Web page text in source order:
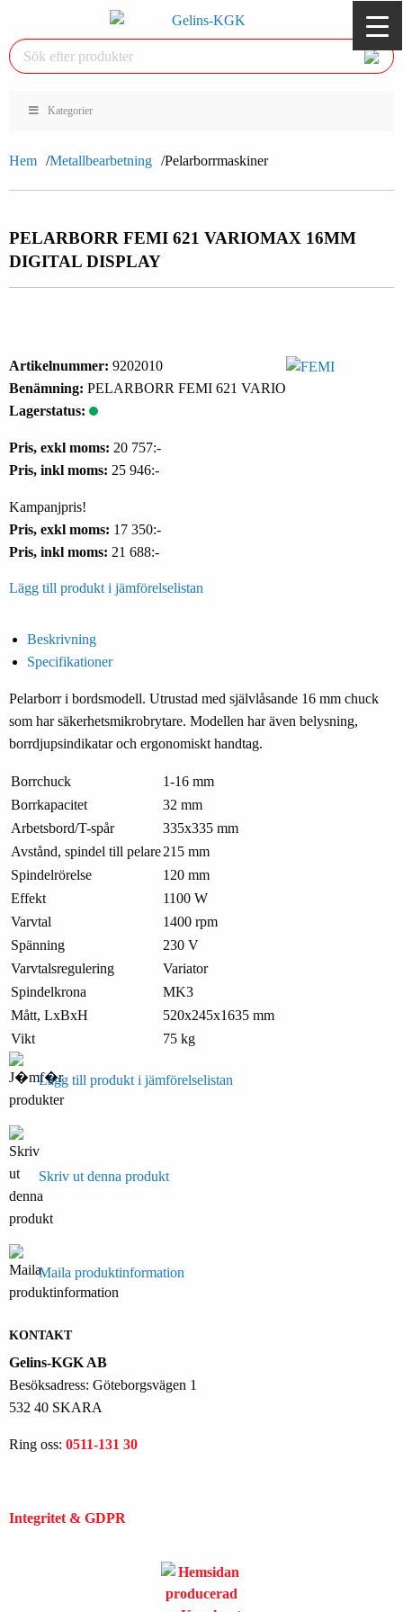
Kategorier
Hem Metallbearbetning Pelarborrmaskiner
PELARBORR FEMI 621 VARIOMAX 16MM
DIGITAL DISPLAY
Artikelnummer: 9202010
Benämning: PELARBORR FEMI 621 VARIO
Lagerstatus:
Pris, exkl moms: 20 757:-
Pris, inkl moms: 25 946:-
Kampanjpris!
Pris, exkl moms: 17 350:-
Pris, inkl moms: 21 688:-
Lägg till produkt i jämförelselistan
Beskrivning
Specifikationer
Pelarborr i bordsmodell. Utrustad med självlåsande 16 mm chuck
som har säkerhetsmikrobrytare. Modellen har även belysning,
borrdjupsindikatar och ergonomiskt handtag.
Borrchuck
1-16 mm
Borrkapacitet
32 mm
Arbetsbord/T-spår
335x335 mm
Avstånd, spindel till pelare215 mm
Spindelrörelse
120 mm
Effekt
1100 W
Varvtal
1400 rpm
Spänning
230 V
Varvtalsregulering
Variator
Spindelkrona
MK3
Mått, LxBxH
520x245x1635 mm
Vikt
75 kg
Lägg till produkt i jämförelselistan
Skriv ut denna produkt
Maila produktinformation
KONTAKT
Gelins-KGK AB
Besöksadress: Göteborgsvägen 1
532 40 SKARA
Ring oss: 0511-131 30
Integritet & GDPR